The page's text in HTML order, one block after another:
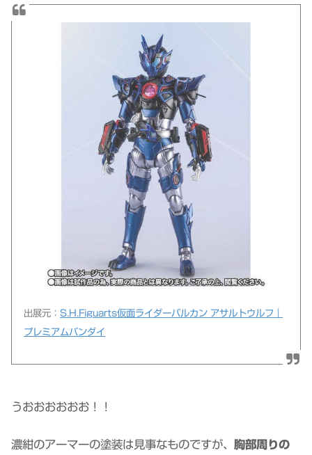
出展元： S.H.Figuarts仮面ライダーバルカン アサルトウルフ｜
プレミアムバンダイ
うおおおおおお！！
濃紺のアーマーの塗装は見事なものですが、胸部周りの